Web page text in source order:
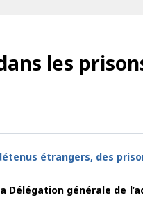
les
étrangers, des
Délégation générale de